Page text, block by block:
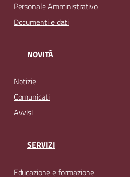
Personale Amministrativo
Documenti e dati
NOVITÀ
Notizie
Comunicati
Avvisi
SERVIZI
Educazione e formazione